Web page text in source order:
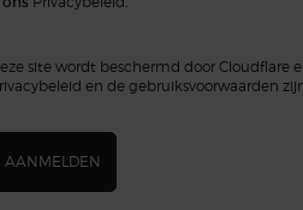
site wordt beschermd door Cloudflare
en de gebruiksvoorwaarden
AANMELDEN